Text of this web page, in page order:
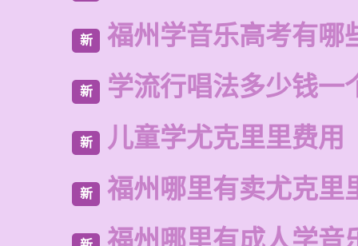
新 福州学音乐高考有哪
新 学流行唱法多少钱一
新 儿童学尤克里里费用
新 福州哪里有卖尤克里
福州哪里有成人学音